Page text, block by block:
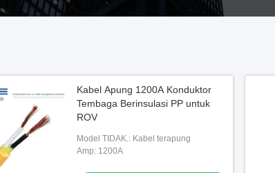
Kabel Apung 1200A Konduktor
Tembaga Berinsulasi PP untuk
ROV
Model TIDAK.: Kabel terapung
Amp: 1200A